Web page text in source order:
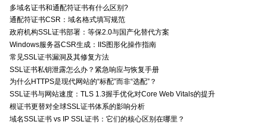
多域名证书和通配符证书有什么区别?
通配符证书CSR：域名格式填写规范
政府机构SSL证书部署：等保2.0与国产化替代方案
Windows服务器CSR生成：IIS图形化操作指南
常见SSL证书漏洞及其修复方法
SSL证书私钥泄露怎么办？紧急响应与恢复手册
为什么HTTPS是现代网站的“标配”而非“选配”？
SSL证书与网站速度：TLS 1.3握手优化对Core Web Vitals的提升
根证书更替对全球SSL证书体系的影响分析
域名SSL证书 vs IP SSL证书：它们的核心区别在哪里？